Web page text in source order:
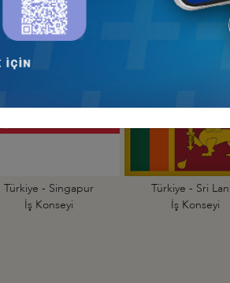
Türkiye - Japonya
Türkiye -
Türkiye - Singapur
İş Konseyi
Türkiye - Sri
İş Konseyi